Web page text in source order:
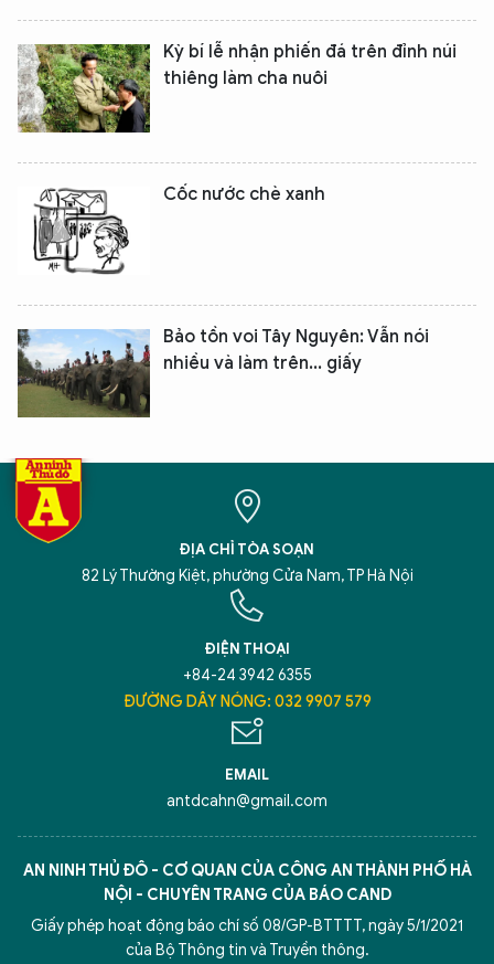
Kỳ bí lễ nhận phiến đá trên đỉnh núi
thiêng làm cha nuôi
Cốc nước chè xanh
Bảo tồn voi Tây Nguyên: Vẫn nói
nhiều và làm trên... giấy
ĐỊA CHỈ TÒA SOẠN
82 Lý Thường Kiệt, phường Cửa Nam, TP Hà Nội
ĐIỆN THOẠI
+84-24 3942 6355
ĐƯỜNG DÂY NÓNG: 032 9907 579
EMAIL
antdcahn@gmail.com
AN NINH THỦ ĐÔ - CƠ QUAN CỦA CÔNG AN THÀNH PHỐ HÀ
NỘI - CHUYÊN TRANG CỦA BÁO CAND
Giấy phép hoạt động báo chí số 08/GP-BTTTT, ngày 5/1/2021
của Bộ Thông tin và Truyền thông.
XIN CHÀO,
TÔI LÀ CHATBOT CỦA
Hãy hỏi tôi bất kỳ điều gì bạn cần biết về